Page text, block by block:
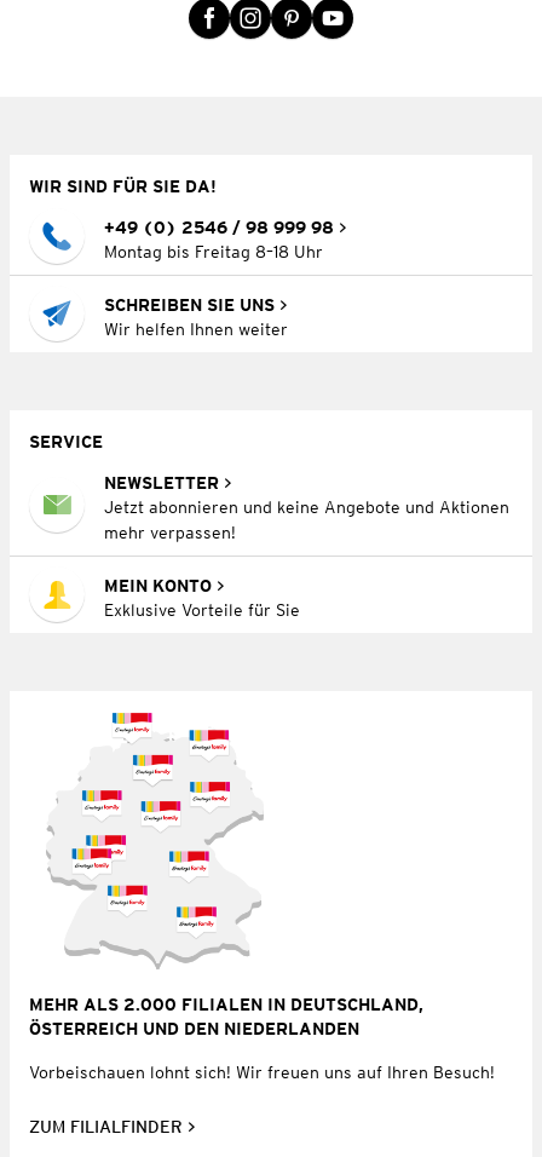
WIR SIND FÜR SIE DA!
+49 (0) 2546 / 98 999 98
Montag bis Freitag 8–18 Uhr
SCHREIBEN SIE UNS
Wir helfen Ihnen weiter
SERVICE
NEWSLETTER
Jetzt abonnieren und keine Angebote und Aktionen
mehr verpassen!
MEIN KONTO
Exklusive Vorteile für Sie
MEHR ALS 2.000 FILIALEN IN DEUTSCHLAND,
ÖSTERREICH UND DEN NIEDERLANDEN
Vorbeischauen lohnt sich! Wir freuen uns auf Ihren Besuch!
ZUM FILIALFINDER